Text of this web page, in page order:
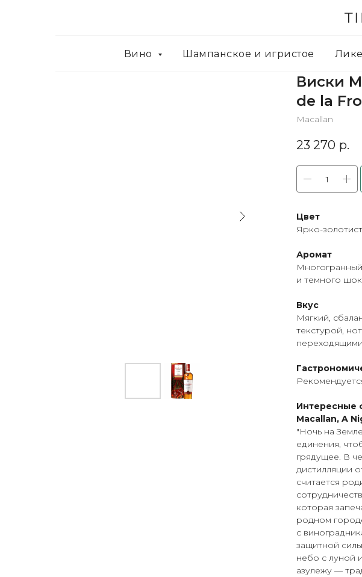
Вино Шампанское и игристое
Виски
de la
Macallan
23 270 р.
Цвет
Ярко-
Аромат
и темного
Вкус
Мягкий,
текстурой,
Интересные
Macallan, A
"Ночь на
единения,
грядущее. В
дистилляции
считается
которая
родном
с
защитной
небо с луной
азулежу —